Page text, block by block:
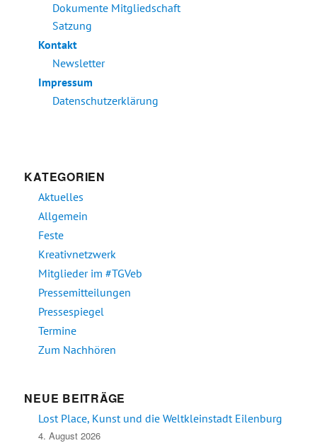
Dokumente Mitgliedschaft
Satzung
Kontakt
Newsletter
Impressum
Datenschutzerklärung
KATEGORIEN
Aktuelles
Allgemein
Feste
Kreativnetzwerk
Mitglieder im #TGVeb
Pressemitteilungen
Pressespiegel
Termine
Zum Nachhören
NEUE BEITRÄGE
Lost Place, Kunst und die Weltkleinstadt Eilenburg
4. August 2026